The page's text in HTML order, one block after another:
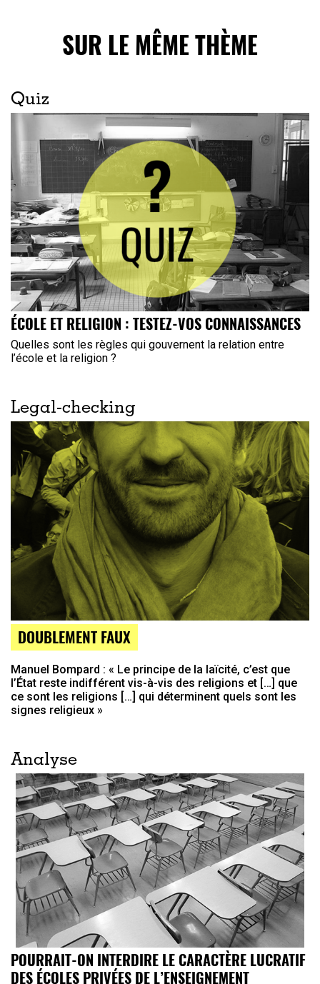
SUR LE MÊME THÈME
Quiz
ÉCOLE ET RELIGION : TESTEZ-VOS CONNAISSANCES
Quelles sont les règles qui gouvernent la relation entre
l’école et la religion ?
Legal-checking
DOUBLEMENT FAUX
Manuel Bompard : « Le principe de la laïcité, c’est que
l’État reste indifférent vis-à-vis des religions et […] que
ce sont les religions […] qui déterminent quels sont les
signes religieux »
Analyse
POURRAIT-ON INTERDIRE LE CARACTÈRE LUCRATIF
DES ÉCOLES PRIVÉES DE L’ENSEIGNEMENT